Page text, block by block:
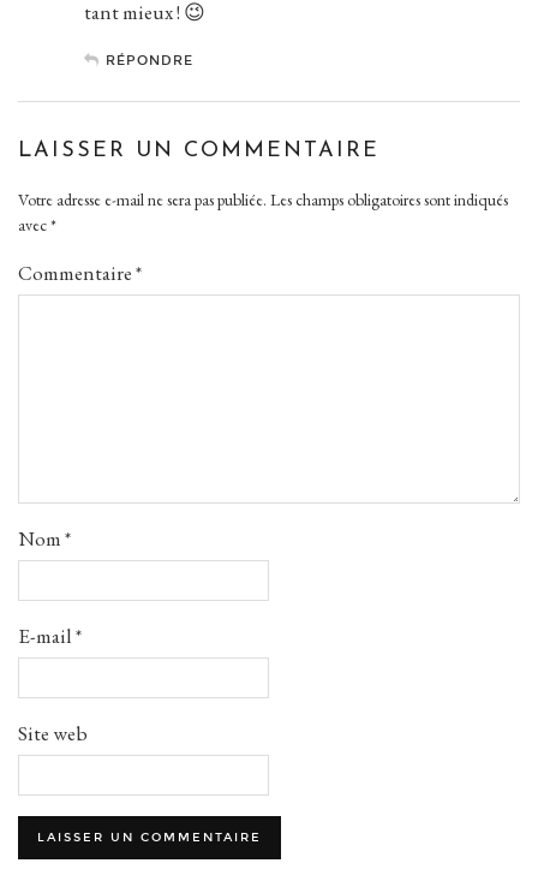
tant mieux ! 😉
RÉPONDRE
LAISSER UN COMMENTAIRE
Votre adresse e-mail ne sera pas publiée. Les champs obligatoires sont indiqués
avec*
Commentaire*
Nom*
E-mail*
Site web